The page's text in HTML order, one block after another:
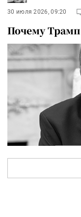
30 июля 2026, 09:20
Почему